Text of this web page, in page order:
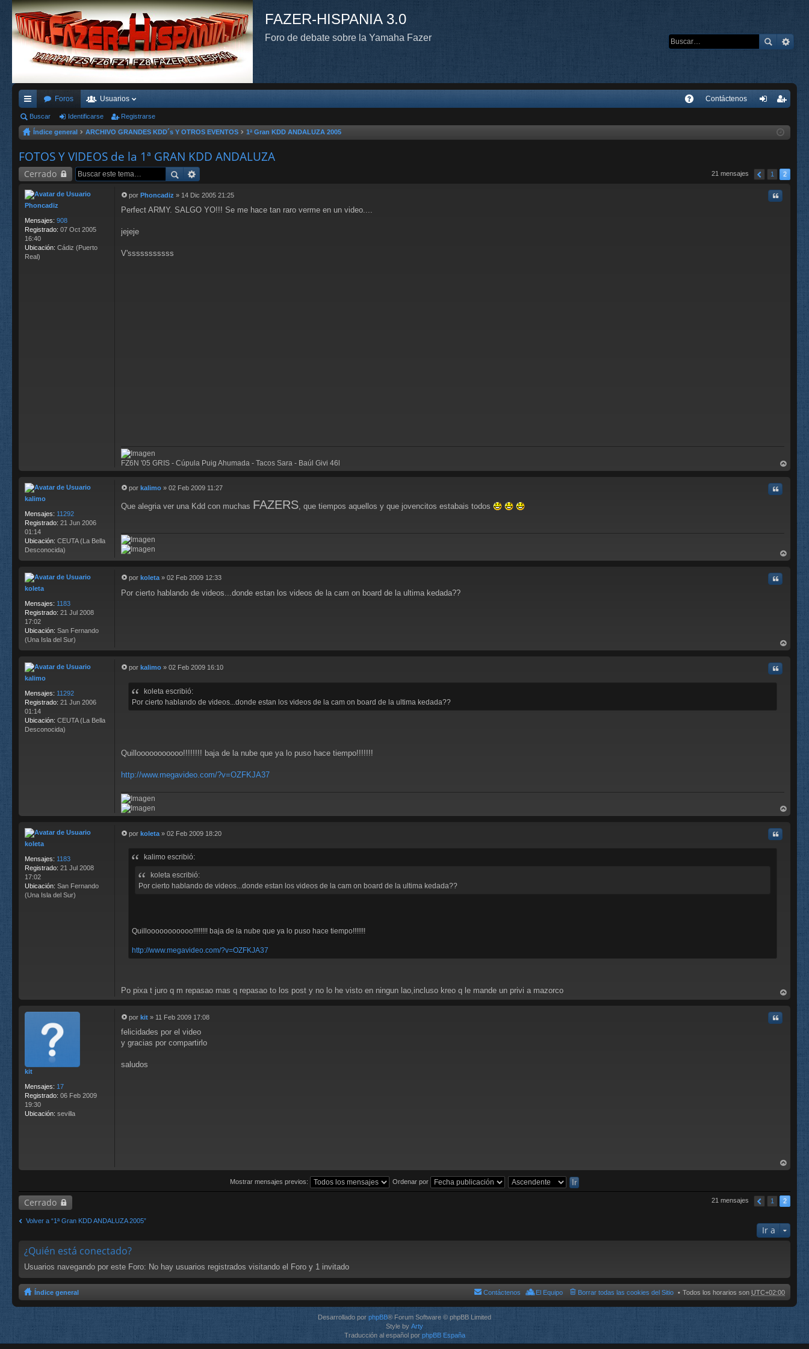
FAZER-HISPANIA 3.0
Foro de debate sobre la Yamaha Fazer
nl
ac
es
rá
pi
do
s
Foros Usuarios Contáctenos
ar
ist
rs
e
Buscar Identificarse Registrarse
Índice general ARCHIVO GRANDES KDD´s Y OTROS EVENTOS 1ª Gran KDD ANDALUZA 2005
FOTOS Y VIDEOS de la 1ª GRAN KDD ANDALUZA
Cerrado 21 mensajes 1 2
Phoncadiz
Mensajes: 908
Registrado: 07 Oct 2005
16:40
Ubicación: Cádiz (Puerto
Real)
Citar
e
s
a
e
por Phoncadiz » 14 Dic 2005 21:25
Perfect ARMY. SALGO YO!!! Se me hace tan raro verme en un video....
jejeje
V'sssssssssss
FZ6N '05 GRIS - Cúpula Puig Ahumada - Tacos Sara - Baúl Givi 46l
rri
ba
kalimo
Mensajes: 11292
Registrado: 21 Jun 2006
01:14
Ubicación: CEUTA (La Bella
Desconocida)
Citar
e
j
e
por kalimo » 02 Feb 2009 11:27
Que alegria ver una Kdd con muchas FAZERS , que tiempos aquellos y que jovencitos estabais todos
rri
ba
koleta
Mensajes: 1183
Registrado: 21 Jul 2008
17:02
Ubicación: San Fernando
(Una Isla del Sur)
Citar
e
por koleta» 02 Feb 2009 12:33
Por cierto hablando de videos...donde estan los videos de la cam on board de la ultima kedada??
rri
ba
kalimo
Mensajes: 11292
Registrado: 21 Jun 2006
01:14
Ubicación: CEUTA (La Bella
Desconocida)
Citar
a
por kalimo » 02 Feb 2009 16:10
koleta escribió:
Por cierto hablando de videos...donde estan los videos de la cam on board de la ultima kedada??
Quillooooooooooo!!!!!!!! baja de la nube que ya lo puso hace tiempo!!!!!!!
http://www.megavideo.com/?v=OZFKJA37
rri
ba
koleta
Mensajes: 1183
Registrado: 21 Jul 2008
17:02
Ubicación: San Fernando
(Una Isla del Sur)
Citar
por koleta » 02 Feb 2009 18:20
kalimo escribió:
koleta escribió:
Por cierto hablando de videos...donde estan los videos de la cam on board de la ultima kedada??
Quillooooooooooo!!!!!!!! baja de la nube que ya lo puso hace tiempo!!!!!!!
http://www.megavideo.com/?v=OZFKJA37
Po pixa t juro q m repasao mas q repasao to los post y no lo he visto en ningun lao,incluso kreo q le mande un privi a mazorco
rri
ba
kit
Mensajes: 17
Registrado: 06 Feb 2009
19:30
Ubicación: sevilla
Citar
e
n
a
j
por kit » 11 Feb 2009 17:08
felicidades por el video
y gracias por compartirlo
saludos
rri
Mostrar mensajes previos: Ordenar por
Cerrado 21 mensajes 1 2
Volver a “1ª Gran KDD ANDALUZA 2005”
Ir a
¿Quién está conectado?
Usuarios navegando por este Foro: No hay usuarios registrados visitando el Foro y 1 invitado
Índice general Todos los horarios son UTC+02:00
Borrar todas las cookies del Sitio
El Equipo
Contáctenos
Desarrollado por phpBB® Forum Software © phpBB Limited
Style by Arty
Traducción al español por phpBB España